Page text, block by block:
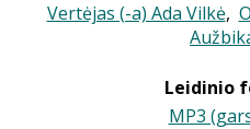
Vertėjas (-a) Ada Vilkė,
Leidinio
MP3